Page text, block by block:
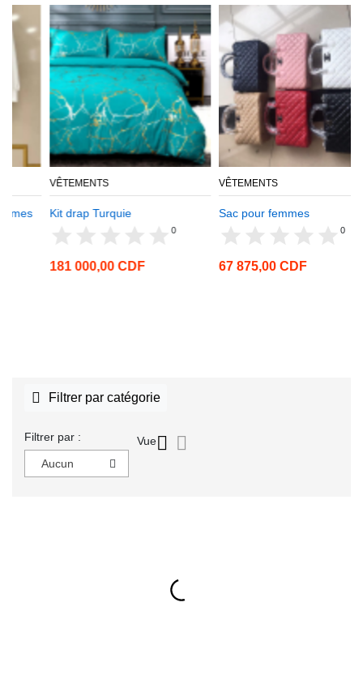
VÊTEMENTS
Kit drap Turquie
181 000,00 CDF
VÊTEMENTS
Sac pour femmes
67 875,00 CDF
Filtrer par catégorie
Filtrer par :
Aucun
Vue